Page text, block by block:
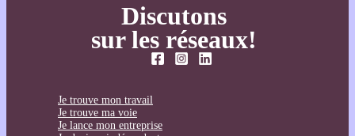
Discutons
sur les réseaux!
Je trouve mon travail
Je trouve ma voie
Je lance mon entreprise